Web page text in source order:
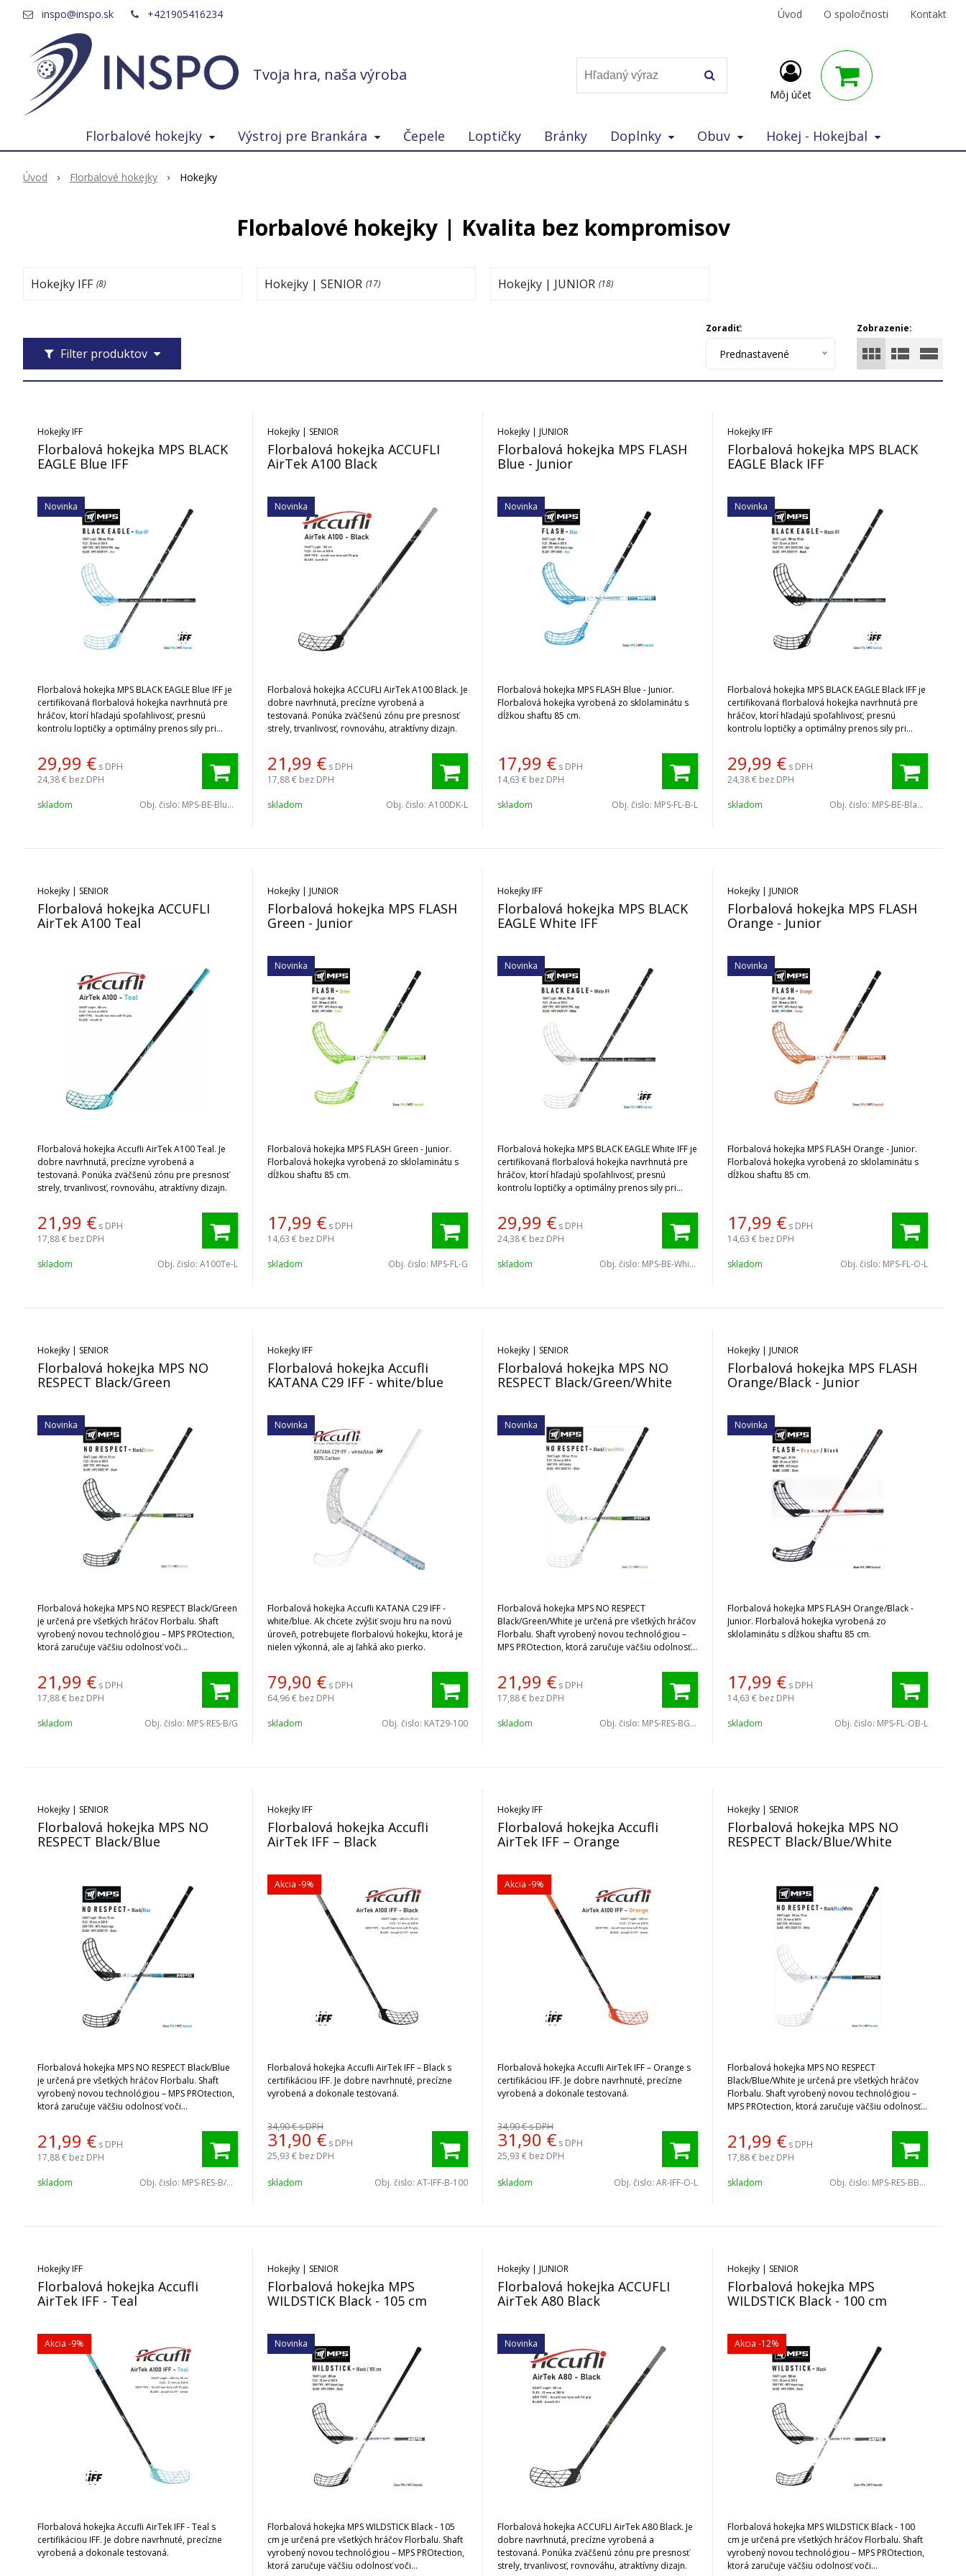
Tvoja hra, naša výroba
inspo@inspo.sk +421905416234 Úvod O spoločnosti Kontakt
Môj účet
Florbalové hokejky Výstroj pre Brankára Čepele Loptičky Bránky Doplnky Obuv Hokej - Hokejbal
Úvod Florbalové hokejky Hokejky
Florbalové hokejky | Kvalita bez kompromisov
Hokejky IFF (8) Hokejky | SENIOR (17) Hokejky | JUNIOR (18)
Filter produktov
Zobrazenie:
Zoradiť:
Prednastavené
Hokejky IFF
Florbalová hokejka MPS BLACK
EAGLE Blue IFF
Novinka
Florbalová hokejka MPS BLACK EAGLE Blue IFF je
certifikovaná florbalová hokejka navrhnutá pre
hráčov, ktorí hľadajú spoľahlivosť, presnú
kontrolu loptičky a optimálny prenos sily pri
29,99 € s DPH
24,38 € bez DPH
skladom Obj. čislo: MPS-BE-Blue-100
Hokejky | SENIOR
Florbalová hokejka ACCUFLI
AirTek A100 Black
Novinka
Florbalová hokejka ACCUFLI AirTek A100 Black. Je
dobre navrhnutá, precízne vyrobená a
testovaná. Ponúka zväčšenú zónu pre presnosť
strely, trvanlivosť, rovnováhu, atraktívny dizajn.
21,99 € s DPH
17,88 € bez DPH
skladom Obj. čislo: A100DK-L
Hokejky | JUNIOR
Florbalová hokejka MPS FLASH
Blue - Junior
Novinka
Florbalová hokejka MPS FLASH Blue - Junior.
Florbalová hokejka vyrobená zo sklolaminátu s
dĺžkou shaftu 85 cm.
17,99 € s DPH
14,63 € bez DPH
skladom Obj. čislo: MPS-FL-B-L
Hokejky IFF
Florbalová hokejka MPS BLACK
EAGLE Black IFF
Novinka
Florbalová hokejka MPS BLACK EAGLE Black IFF je
certifikovaná florbalová hokejka navrhnutá pre
hráčov, ktorí hľadajú spoľahlivosť, presnú
kontrolu loptičky a optimálny prenos sily pri
29,99 € s DPH
24,38 € bez DPH
skladom Obj. čislo: MPS-BE-Black-95
Hokejky | SENIOR
Florbalová hokejka ACCUFLI
AirTek A100 Teal
Florbalová hokejka Accufli AirTek A100 Teal. Je
dobre navrhnutá, precízne vyrobená a
testovaná. Ponúka zväčšenú zónu pre presnosť
strely, trvanlivosť, rovnováhu, atraktívny dizajn.
21,99 € s DPH
17,88 € bez DPH
skladom Obj. čislo: A100Te-L
Hokejky | JUNIOR
Florbalová hokejka MPS FLASH
Green - Junior
Novinka
Florbalová hokejka MPS FLASH Green - Junior.
Florbalová hokejka vyrobená zo sklolaminátu s
dĺžkou shaftu 85 cm.
17,99 € s DPH
14,63 € bez DPH
skladom Obj. čislo: MPS-FL-G
Hokejky IFF
Florbalová hokejka MPS BLACK
EAGLE White IFF
Novinka
Florbalová hokejka MPS BLACK EAGLE White IFF je
certifikovaná florbalová hokejka navrhnutá pre
hráčov, ktorí hľadajú spoľahlivosť, presnú
kontrolu loptičky a optimálny prenos sily pri
29,99 € s DPH
24,38 € bez DPH
skladom Obj. čislo: MPS-BE-White-95
Hokejky | JUNIOR
Florbalová hokejka MPS FLASH
Orange - Junior
Novinka
Florbalová hokejka MPS FLASH Orange - Junior.
Florbalová hokejka vyrobená zo sklolaminátu s
dĺžkou shaftu 85 cm.
17,99 € s DPH
14,63 € bez DPH
skladom Obj. čislo: MPS-FL-O-L
Hokejky | SENIOR
Florbalová hokejka MPS NO
RESPECT Black/Green
Novinka
Florbalová hokejka MPS NO RESPECT Black/Green
je určená pre všetkých hráčov Florbalu. Shaft
vyrobený novou technológiou – MPS PROtection,
ktorá zaručuje väčšiu odolnosť voči
21,99 € s DPH
17,88 € bez DPH
skladom Obj. čislo: MPS-RES-B/G
Hokejky IFF
Florbalová hokejka Accufli
KATANA C29 IFF - white/blue
Novinka
Florbalová hokejka Accufli KATANA C29 IFF -
white/blue. Ak chcete zvýšiť svoju hru na novú
úroveň, potrebujete florbalovú hokejku, ktorá je
nielen výkonná, ale aj ľahká ako pierko.
79,90 € s DPH
64,96 € bez DPH
skladom Obj. čislo: KAT29-100
Hokejky | SENIOR
Florbalová hokejka MPS NO
RESPECT Black/Green/White
Novinka
Florbalová hokejka MPS NO RESPECT
Black/Green/White je určená pre všetkých hráčov
Florbalu. Shaft vyrobený novou technológiou –
MPS PROtection, ktorá zaručuje väčšiu odolnosť
21,99 € s DPH
17,88 € bez DPH
skladom Obj. čislo: MPS-RES-BGW
Hokejky | JUNIOR
Florbalová hokejka MPS FLASH
Orange/Black - Junior
Novinka
Florbalová hokejka MPS FLASH Orange/Black -
Junior. Florbalová hokejka vyrobená zo
sklolaminátu s dĺžkou shaftu 85 cm.
17,99 € s DPH
14,63 € bez DPH
skladom Obj. čislo: MPS-FL-OB-L
Hokejky | SENIOR
Florbalová hokejka MPS NO
RESPECT Black/Blue
Florbalová hokejka MPS NO RESPECT Black/Blue
je určená pre všetkých hráčov Florbalu. Shaft
vyrobený novou technológiou – MPS PROtection,
ktorá zaručuje väčšiu odolnosť voči
21,99 € s DPH
17,88 € bez DPH
skladom Obj. čislo: MPS-RES-B/B-100
Hokejky IFF
Florbalová hokejka Accufli
AirTek IFF – Black
Akcia -9%
Florbalová hokejka Accufli AirTek IFF – Black s
certifikáciou IFF. Je dobre navrhnuté, precízne
vyrobená a dokonale testovaná.
34,90 €s DPH
31,90 € s DPH
25,93 € bez DPH
skladom Obj. čislo: AT-IFF-B-100
Hokejky IFF
Florbalová hokejka Accufli
AirTek IFF – Orange
Akcia -9%
Florbalová hokejka Accufli AirTek IFF – Orange s
certifikáciou IFF. Je dobre navrhnuté, precízne
vyrobená a dokonale testovaná.
34,90 €s DPH
31,90 € s DPH
25,93 € bez DPH
skladom Obj. čislo: AR-IFF-O-L
Hokejky | SENIOR
Florbalová hokejka MPS NO
RESPECT Black/Blue/White
Florbalová hokejka MPS NO RESPECT
Black/Blue/White je určená pre všetkých hráčov
Florbalu. Shaft vyrobený novou technológiou –
MPS PROtection, ktorá zaručuje väčšiu odolnosť
21,99 € s DPH
17,88 € bez DPH
skladom Obj. čislo: MPS-RES-BBW-100
Hokejky IFF
Florbalová hokejka Accufli
AirTek IFF - Teal
Akcia -9%
Florbalová hokejka Accufli AirTek IFF - Teal s
certifikáciou IFF. Je dobre navrhnuté, precízne
vyrobená a dokonale testovaná.
Hokejky | SENIOR
Florbalová hokejka MPS
WILDSTICK Black - 105 cm
Novinka
Florbalová hokejka MPS WILDSTICK Black - 105
cm je určená pre všetkých hráčov Florbalu. Shaft
vyrobený novou technológiou – MPS PROtection,
ktorá zaručuje väčšiu odolnosť voči
Hokejky | JUNIOR
Florbalová hokejka ACCUFLI
AirTek A80 Black
Novinka
Florbalová hokejka ACCUFLI AirTek A80 Black. Je
dobre navrhnutá, precízne vyrobená a
testovaná. Ponúka zväčšenú zónu pre presnosť
strely, trvanlivosť, rovnováhu, atraktívny dizajn.
Hokejky | SENIOR
Florbalová hokejka MPS
WILDSTICK Black - 100 cm
Akcia -12%
Florbalová hokejka MPS WILDSTICK Black - 100
cm je určená pre všetkých hráčov Florbalu. Shaft
vyrobený novou technológiou – MPS PROtection,
ktorá zaručuje väčšiu odolnosť voči